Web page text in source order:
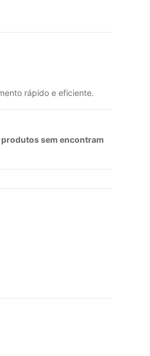
rápido e eficiente.
sem encontram